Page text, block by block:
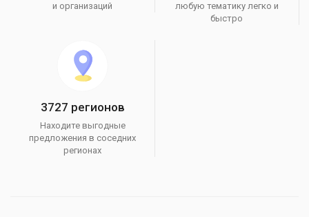
и организаций
любую тематику легко и
быстро
3727 регионов
Находите выгодные
предложения в соседних
регионах